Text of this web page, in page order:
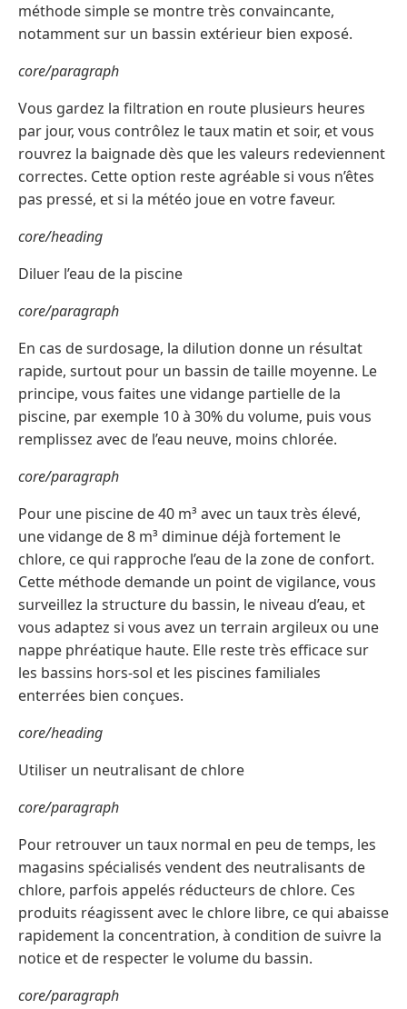
méthode simple se montre très convaincante,
notamment sur un bassin extérieur bien exposé.
core/paragraph
Vous gardez la filtration en route plusieurs heures
par jour, vous contrôlez le taux matin et soir, et vous
rouvrez la baignade dès que les valeurs redeviennent
correctes. Cette option reste agréable si vous n’êtes
pas pressé, et si la météo joue en votre faveur.
core/heading
Diluer l’eau de la piscine
core/paragraph
En cas de surdosage, la dilution donne un résultat
rapide, surtout pour un bassin de taille moyenne. Le
principe, vous faites une vidange partielle de la
piscine, par exemple 10 à 30% du volume, puis vous
remplissez avec de l’eau neuve, moins chlorée.
core/paragraph
Pour une piscine de 40 m³ avec un taux très élevé,
une vidange de 8 m³ diminue déjà fortement le
chlore, ce qui rapproche l’eau de la zone de confort.
Cette méthode demande un point de vigilance, vous
surveillez la structure du bassin, le niveau d’eau, et
vous adaptez si vous avez un terrain argileux ou une
nappe phréatique haute. Elle reste très efficace sur
les bassins hors‑sol et les piscines familiales
enterrées bien conçues.
core/heading
Utiliser un neutralisant de chlore
core/paragraph
Pour retrouver un taux normal en peu de temps, les
magasins spécialisés vendent des neutralisants de
chlore, parfois appelés réducteurs de chlore. Ces
produits réagissent avec le chlore libre, ce qui abaisse
rapidement la concentration, à condition de suivre la
notice et de respecter le volume du bassin.
core/paragraph